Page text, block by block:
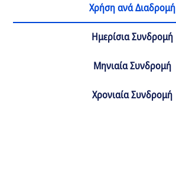
Χρήση ανά Διαδρομή
Ημερίσια Συνδρομή
Μηνιαία Συνδρομή
Χρονιαία Συνδρομή